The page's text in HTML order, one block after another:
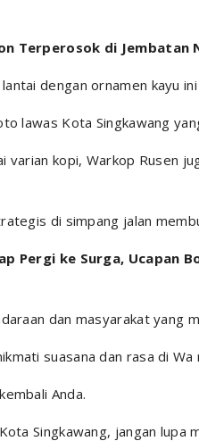
Terperosok di Jembatan
dengan ornamen kayu
lawas Kota Singkawang
varian kopi, Warkop Rusen
di simpang jalan
Pergi ke Surga, Ucapan
dan masyarakat yang
suasana dan rasa di
Anda.
Singkawang, jangan lupa